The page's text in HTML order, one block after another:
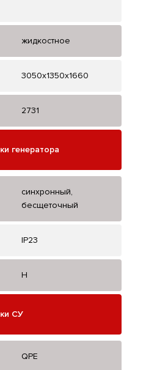
жидкостное
3050x1350x1660
2731
генератора
синхронный,
бесщеточный
IP23
H
СУ
QPE